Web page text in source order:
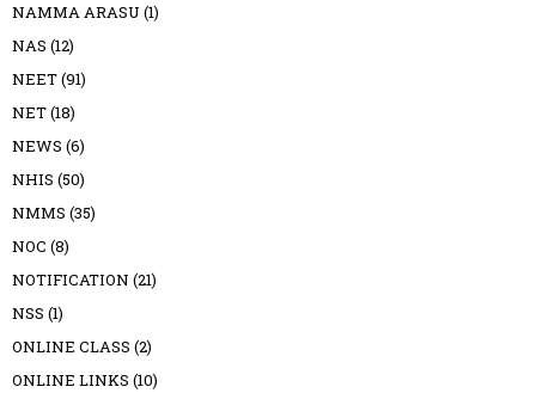
NAMMA ARASU (1)
NAS (12)
NEET(91)
NET(18)
NEWS (6)
NHIS (50)
NMMS (35)
NOC (8)
NOTIFICATION (21)
NSS (1)
ONLINE CLASS (2)
ONLINE LINKS (10)